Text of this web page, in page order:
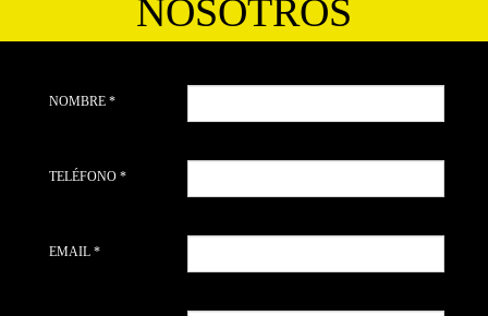
NOSOTROS
NOMBRE *
TELÉFONO *
EMAIL *